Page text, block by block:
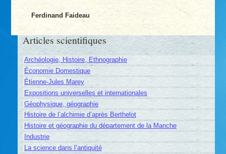
Ferdinand Faideau
Articles scientifiques
Archéologie, Histoire, Ethnographie
Économie Domestique
Étienne-Jules Marey
Expositions universelles et internationales
Géophysique, géographie
Histoire de l’alchimie d’après Berthelot
Histoire et géographie du département de la Manche
Industrie
La science dans l’antiquité